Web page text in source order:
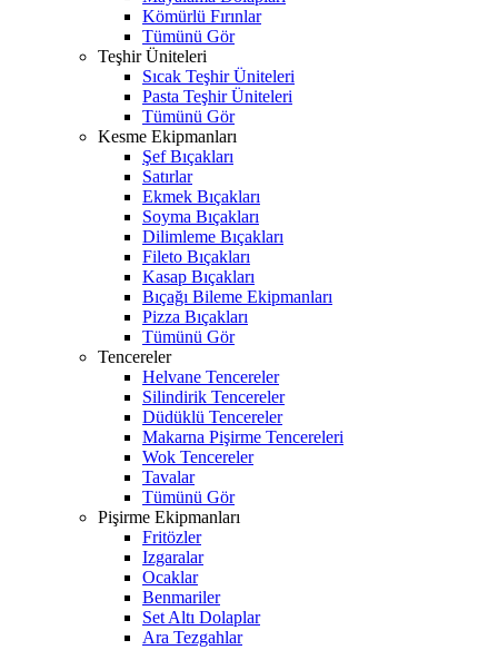
Kömürlü Fırınlar
Tümünü Gör
Teşhir Üniteleri
Sıcak Teşhir Üniteleri
Pasta Teşhir Üniteleri
Tümünü Gör
Kesme Ekipmanları
Şef Bıçakları
Satırlar
Ekmek Bıçakları
Soyma Bıçakları
Dilimleme Bıçakları
Fileto Bıçakları
Kasap Bıçakları
Bıçağı Bileme Ekipmanları
Pizza Bıçakları
Tümünü Gör
Tencereler
Helvane Tencereler
Silindirik Tencereler
Düdüklü Tencereler
Makarna Pişirme Tencereleri
Wok Tencereler
Tavalar
Tümünü Gör
Pişirme Ekipmanları
Fritözler
Izgaralar
Ocaklar
Benmariler
Set Altı Dolaplar
Ara Tezgahlar